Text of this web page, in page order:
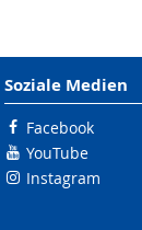
Soziale Medien
Facebook
YouTube
Instagram